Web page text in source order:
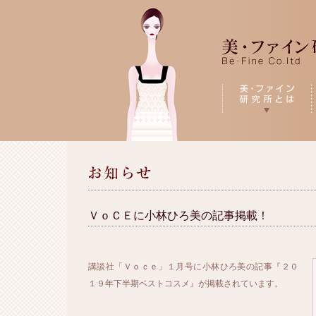
ＶｏＣＥに小林ひろ美の記事掲載！
講談社「Ｖｏｃｅ」１月号に小林ひろ美の記事『２０
１９年下半期ベストコスメ』が掲載されています。